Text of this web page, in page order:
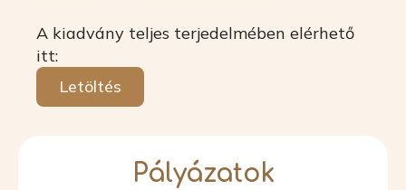
A kiadvány teljes terjedelmében elérhető
itt:
Letöltés
Pályázatok